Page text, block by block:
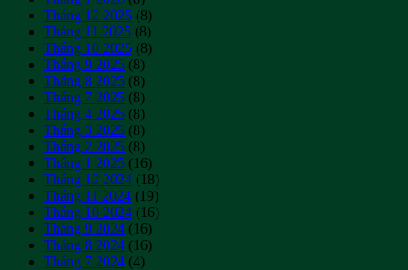
Tháng 12 2025 (8)
Tháng 11 2025 (8)
Tháng 10 2025 (8)
Tháng 9 2025 (8)
Tháng 8 2025 (8)
Tháng 7 2025 (8)
Tháng 4 2025 (8)
Tháng 3 2025 (8)
Tháng 2 2025 (8)
Tháng 1 2025 (16)
Tháng 12 2024 (18)
Tháng 11 2024 (19)
Tháng 10 2024 (16)
Tháng 9 2024 (16)
Tháng 8 2024 (16)
Tháng 7 2024 (4)